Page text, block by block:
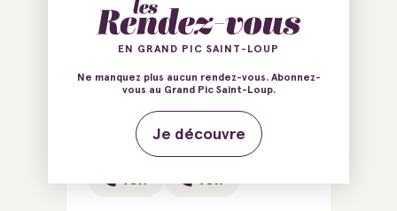
34190 Saint-Bauzille-de-
Putois
E-mail E-mail
Tél. Tél.
EN GRAND PIC SAINT-LOUP
Ne manquez plus aucun rendez-vous. Abonnez-
vous au Grand Pic Saint-Loup.
Je découvre